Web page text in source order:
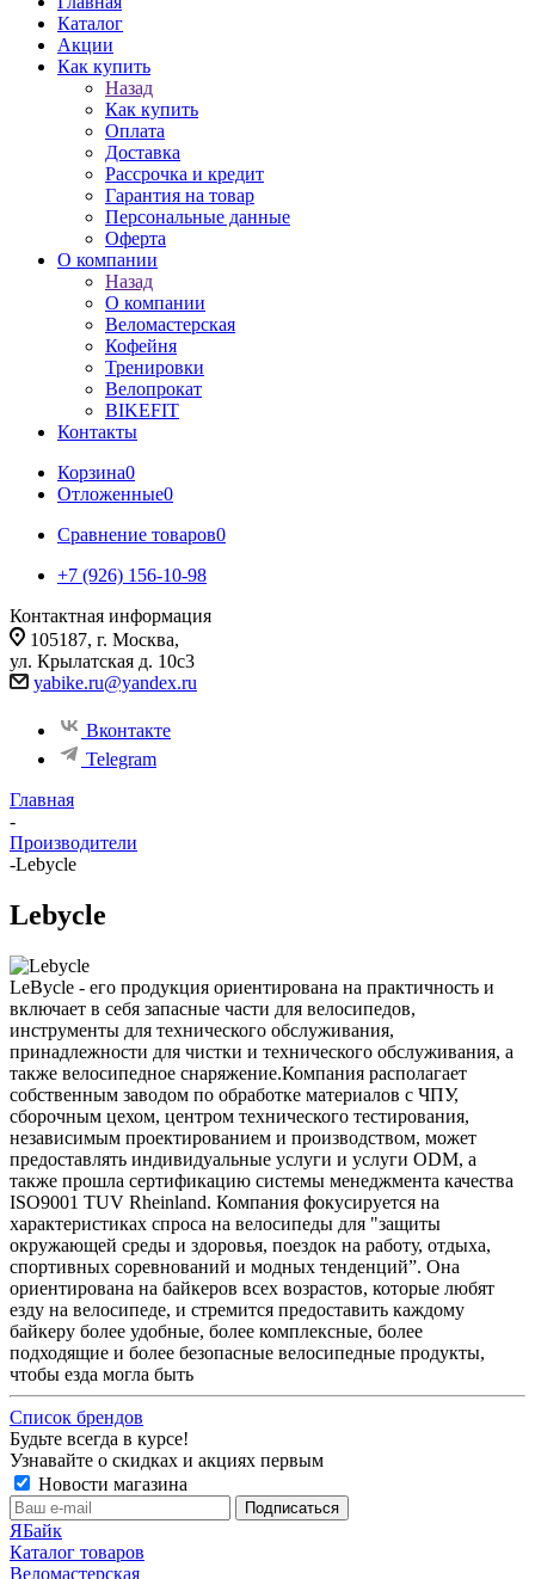
Каталог
Акции
Как купить
Назад
Как купить
Оплата
Доставка
Рассрочка и кредит
Гарантия на товар
Персональные данные
Оферта
О компании
Назад
О компании
Веломастерская
Кофейня
Тренировки
Велопрокат
BIKEFIT
Контакты
Корзина0
Отложенные0
Сравнение товаров0
+7 (926) 156-10-98
Контактная информация
105187, г. Москва,
ул. Крылатская д. 10с3
yabike.ru@yandex.ru
Вконтакте
Telegram
Главная
-
Производители
-Lebycle
Lebycle
LeBycle - его продукция ориентирована на практичность и
включает в себя запасные части для велосипедов,
инструменты для технического обслуживания,
принадлежности для чистки и технического обслуживания, а
также велосипедное снаряжение.Компания располагает
собственным заводом по обработке материалов с ЧПУ,
сборочным цехом, центром технического тестирования,
независимым проектированием и производством, может
предоставлять индивидуальные услуги и услуги ODM, а
также прошла сертификацию системы менеджмента качества
ISO9001 TUV Rheinland. Компания фокусируется на
характеристиках спроса на велосипеды для "защиты
окружающей среды и здоровья, поездок на работу, отдыха,
спортивных соревнований и модных тенденций”. Она
ориентирована на байкеров всех возрастов, которые любят
езду на велосипеде, и стремится предоставить каждому
байкеру более удобные, более комплексные, более
подходящие и более безопасные велосипедные продукты,
чтобы езда могла быть
Список брендов
Будьте всегда в курсе!
Узнавайте о скидках и акциях первым
Новости магазина
ЯБайк
Каталог товаров
Веломастерская